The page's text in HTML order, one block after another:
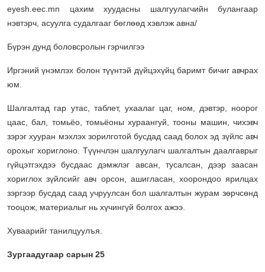
eyesh.eec.mn цахим хуудасны шалгуулагчийн булангаар
нэвтэрч, асуулга судалгааг бөглөөд хэвлэж авна/
Бүрэн дунд боловсролын гэрчилгээ
Иргэний үнэмлэх болон түүнтэй дүйцэхүйц баримт бичиг авчрах
юм.
Шалгалтад гар утас, таблет, ухаалаг цаг, ном, дэвтэр, ноорог
цаас, бал, томьёо, томьёоны хураангуй, тооны машин, чихэвч
зэрэг хууран мэхлэх зорилготой бусдад саад болох эд зүйлс авч
орохыг хориглоно. Түүнчлэн шалгуулагч шалгалтын даалгаврыг
гүйцэтгэхдээ бусдаас дэмжлэг авсан, тусалсан, дээр заасан
хориглох зүйлсийг авч орсон, ашигласан, хоорондоо ярилцах
зэргээр бусдад саад учруулсан бол шалгалтын журам зөрчсөнд
тооцож, материалыг нь хүчингүй болгох ажээ.
Хуваарийг танилцуулъя.
Зургаадугаар сарын 25